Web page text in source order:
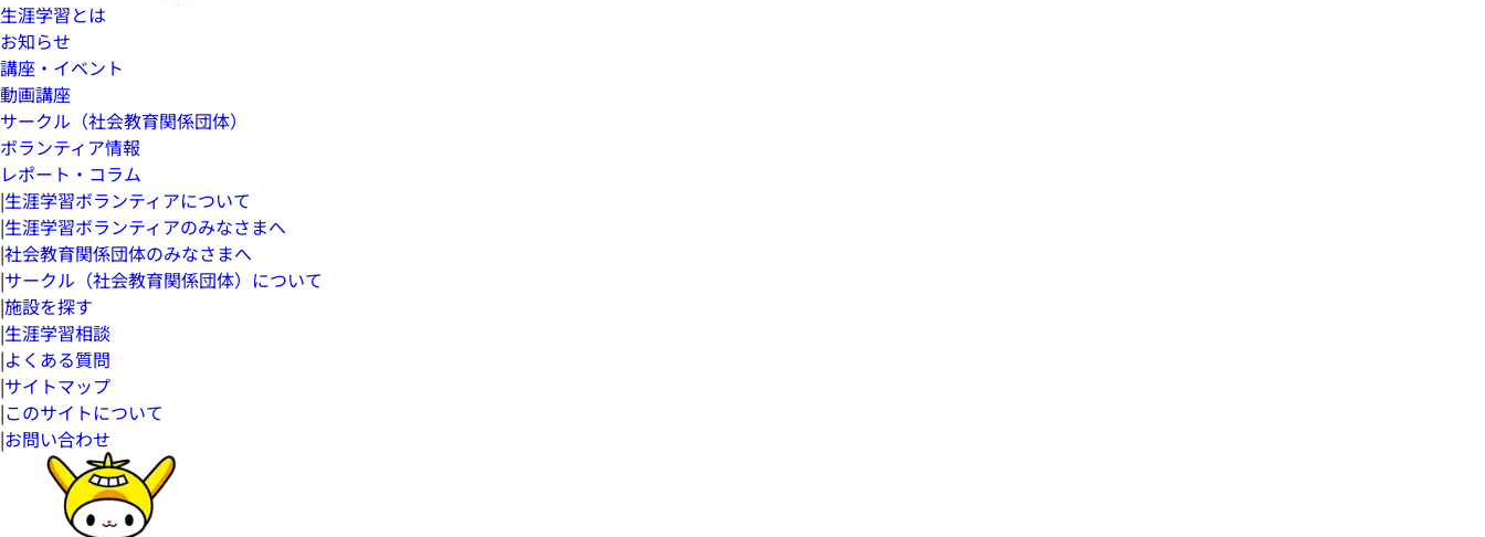
生涯学習とは
お知らせ
講座・イベント
動画講座
サークル（社会教育関係団体）
ボランティア情報
レポート・コラム
|生涯学習ボランティアについて
|生涯学習ボランティアのみなさまへ
|社会教育関係団体のみなさまへ
|サークル（社会教育関係団体）について
|施設を探す
|生涯学習相談
|よくある質問
|サイトマップ
|このサイトについて
|お問い合わせ